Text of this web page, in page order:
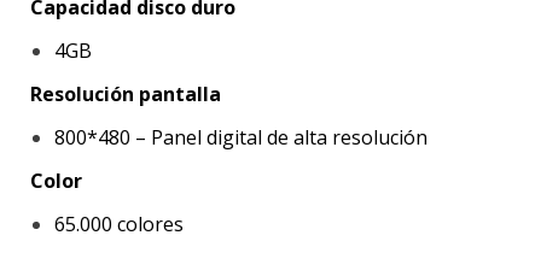
Capacidad disco duro
4GB
Resolución pantalla
800*480 – Panel digital de alta resolución
Color
65.000 colores